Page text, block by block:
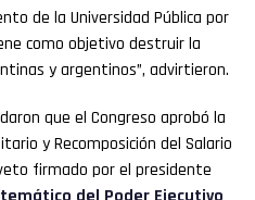
de la Universidad Pública por
como objetivo destruir la
y argentinos”, advirtieron.
que el Congreso aprobó la
y Recomposición del Salario
firmado por el presidente